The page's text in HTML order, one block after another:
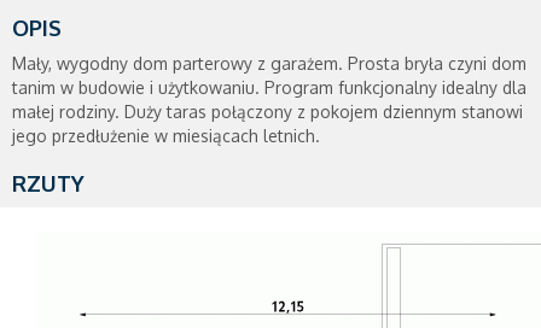
OPIS
Mały, wygodny dom parterowy z garażem. Prosta bryła czyni dom
tanim w budowie i użytkowaniu. Program funkcjonalny idealny dla
małej rodziny. Duży taras połączony z pokojem dziennym stanowi
jego przedłużenie w miesiącach letnich.
RZUTY